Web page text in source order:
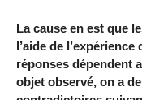
La cause en est que
l’aide de
réponses dépendent
objet observé, on a